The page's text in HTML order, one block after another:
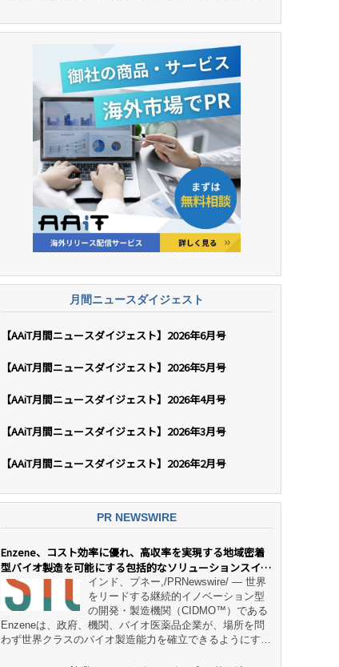
月間ニュースダイジェスト
【AAiT月間ニュースダイジェスト】2026年6月号
【AAiT月間ニュースダイジェスト】2026年5月号
【AAiT月間ニュースダイジェスト】2026年4月号
【AAiT月間ニュースダイジェスト】2026年3月号
【AAiT月間ニュースダイジェスト】2026年2月号
PR NEWSWIRE
Enzene、コスト効率に優れ、高収率を実現する地域密着
型バイオ製造を可能にする包括的なソリューションスイー
ト「NeX™」 をリリースインド、プネー,/PRNewswire/ — 世界
をリードする継続的イノベーション型
の開発・製造機関（CIDMO™）である
Enzeneは、政府、機関、バイオ医薬品企業が、場所を問
わず世界クラスのバイオ製造能力を確立できるようにす